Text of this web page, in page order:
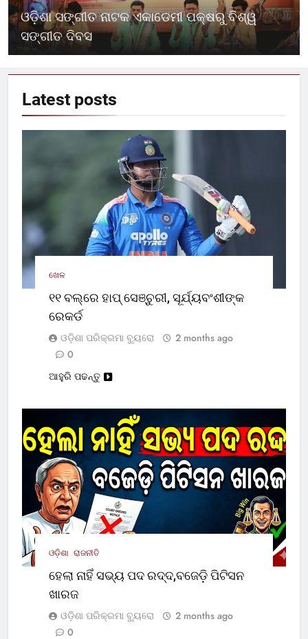
ଓଡ଼ିଶା ସଙ୍ଗୀତ ନାଟକ ଏକାଡେମୀ ପକ୍ଷରୁ ବିଶ୍ୱ
ସଙ୍ଗୀତ ଦିବସ
Latest posts
ଖେଳ
୧୧ ବଲ୍‌ରେ ହାପ୍ ସେଞ୍ଚୁରୀ, ସୂର୍ଯ୍ୟବଂଶୀଙ୍କ
ରେକର୍ଡ
ଓଡ଼ିଶା ପରିକ୍ରମା ବ୍ୟୁରୋ
2 months ago
0
ଆହୁରି ପଢନ୍ତୁ
ଓଡ଼ିଶା ରାଜନୀତି
ହେଲା ନାହିଁ ସଭ୍ୟ ପଦ ରଦ୍ଦ,ବଜେଡ଼ି ପିଟିସନ
ଖାରଜ
ଓଡ଼ିଶା ପରିକ୍ରମା ବ୍ୟୁରୋ
2 months ago
0